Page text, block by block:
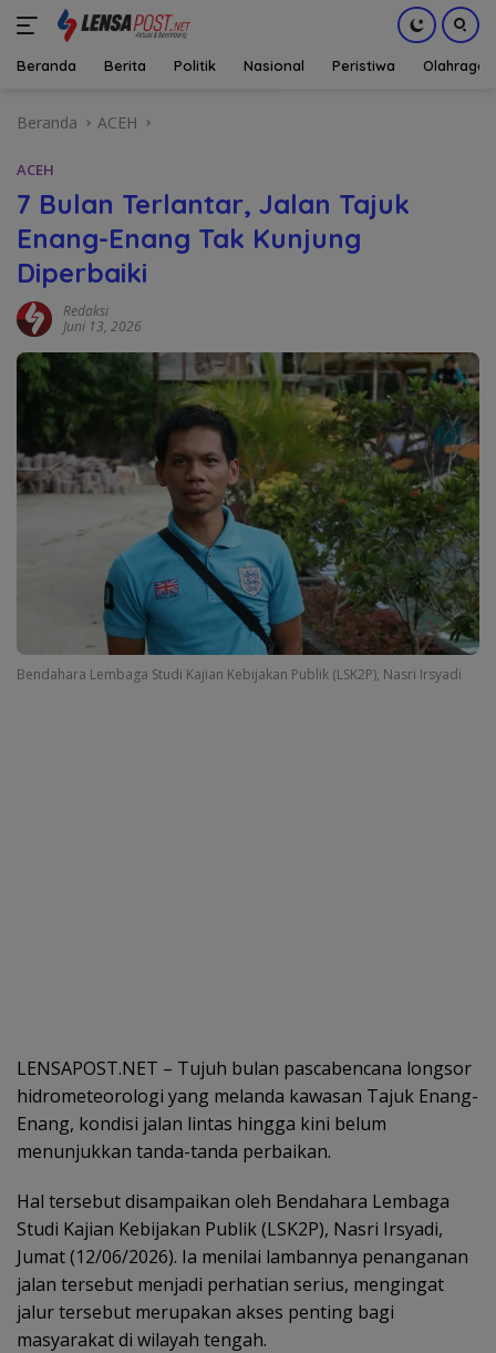
Beranda Berita Politik Nasional Peristiwa Olahraga
Beranda ACEH
ACEH
7 Bulan Terlantar, Jalan Tajuk
Enang-Enang Tak Kunjung
Diperbaiki
Redaksi
Juni 13, 2026
Bendahara Lembaga Studi Kajian Kebijakan Publik (LSK2P), Nasri Irsyadi
LENSAPOST.NET – Tujuh bulan pascabencana longsor
hidrometeorologi yang melanda kawasan Tajuk Enang-
Enang, kondisi jalan lintas hingga kini belum
menunjukkan tanda-tanda perbaikan.
Hal tersebut disampaikan oleh Bendahara Lembaga
Studi Kajian Kebijakan Publik (LSK2P), Nasri Irsyadi,
Jumat (12/06/2026). Ia menilai lambannya penanganan
jalan tersebut menjadi perhatian serius, mengingat
jalur tersebut merupakan akses penting bagi
masyarakat di wilayah tengah.